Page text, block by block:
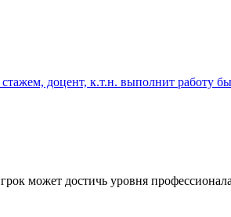
доцент, к.т.н. выполнит работу
может достичь уровня